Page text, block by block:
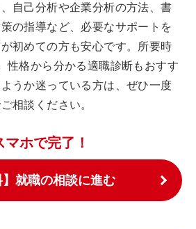
自己分析や企業分析の方法、書
の指導など、必要なサポートを
初めての方も安心です。所要時
性格から分かる適職診断もおすす
うか迷っている方は、ぜひ一度
相談ください。
マホで完了！
】就職の相談に進む